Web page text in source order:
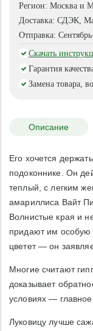
Регион: Москва и
Доставка: СДЭК,
Отправка:
Скачать
Гарантия
Замена товара,
Описание
Его хочется
подоконнике. Он
теплый, с легким
амариллиса Вайт
Волнистые края и
придают им особую
цветет — он
Многие считают
доказывает
условиях —
Луковицу лучше